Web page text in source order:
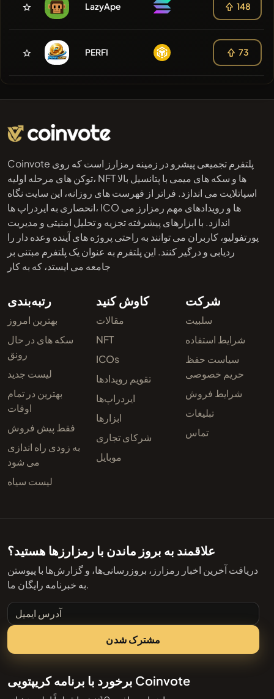
LazyApe 148
PERFI 73
Coinvote پلتفرم تجمیعی پیشرو در زمینه رمزارز است که روی
توکن های مرحله اولیه، NFT ها و سکه های میمی با پتانسیل بالا
اسپاتلایت می اندازد. فراتر از فهرست های روزانه، این سایت نگاه
انحصاری به ایردراپ ها، ICO ها و رویدادهای مهم رمزارز می
اندازد. با ابزارهای پیشرفته تجزیه و تحلیل امنیتی و مدیریت
پورتفولیو، کاربران می توانند به راحتی پروژه های آینده وعده دار را
ردیابی و درگیر کنند. این پلتفرم به عنوان یک پلتفرم مبتنی بر
جامعه می ایستد، که به کار
رتبه‌بندی
بهترین امروز
سکه های در حال
رونق
لیست جدید
بهترین در تمام
اوقات
فقط پیش فروش
به زودی راه اندازی
می شود
لیست سیاه
کاوش کنید
مقالات
NFT
ICOs
تقویم رویدادها
ایردراپ‌ها
ابزارها
شرکای تجاری
موبایل
شرکت
سلبیت
شرایط استفاده
سیاست حفظ
حریم خصوصی
شرایط فروش
تبلیغات
تماس
علاقمند به بروز ماندن با رمزارزها هستید؟
دریافت آخرین اخبار رمزارز، بروزرسانی‌ها، و گزارش‌ها با پیوستن
به خبرنامه رایگان ما.
آدرس ایمیل
مشترک شدن
برخورد با برنامه کریپتویی Coinvote